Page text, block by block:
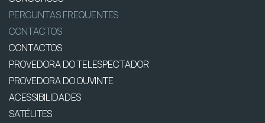
PERGUNTAS FREQUENTES
CONTACTOS
CONTACTOS
PROVEDORA DO TELESPECTADOR
PROVEDORA DO OUVINTE
ACESSIBILIDADES
SATÉLITES